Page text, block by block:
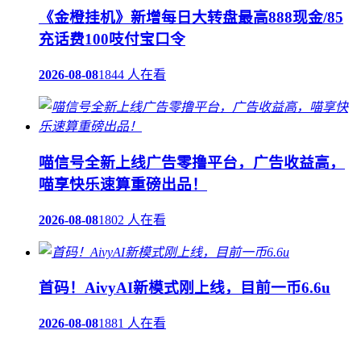
《金橙挂机》新增每日大转盘最高888现金/85
充话费100吱付宝口令
2026-08-081844 人在看
喵信号全新上线广告零撸平台，广告收益高，
喵享快乐速算重磅出品！
2026-08-081802 人在看
首码！AivyAI新模式刚上线，目前一币6.6u
2026-08-081881 人在看